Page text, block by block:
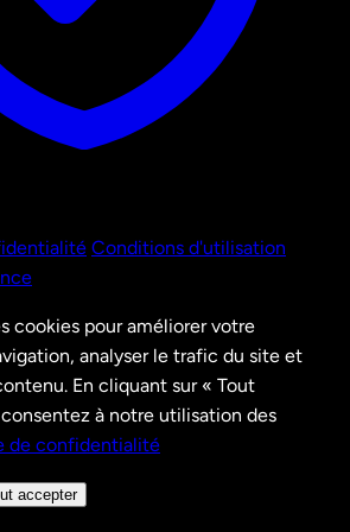
Conditions d'utilisation
cookies pour améliorer votre
analyser le trafic du site et
En cliquant sur « Tout
à notre utilisation des
de confidentialité
accepter